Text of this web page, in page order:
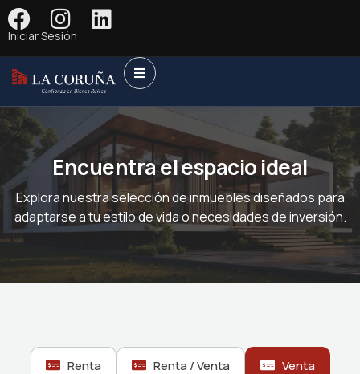
Iniciar Sesión
Encuentra el espacio ideal
Explora nuestra selección de inmuebles diseñados para
adaptarse a tu estilo de vida o necesidades de inversión.
Renta Renta / Venta Venta